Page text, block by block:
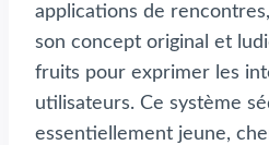
applications de
son concept original et
fruits pour exprimer les
utilisateurs. Ce système
essentiellement jeune,